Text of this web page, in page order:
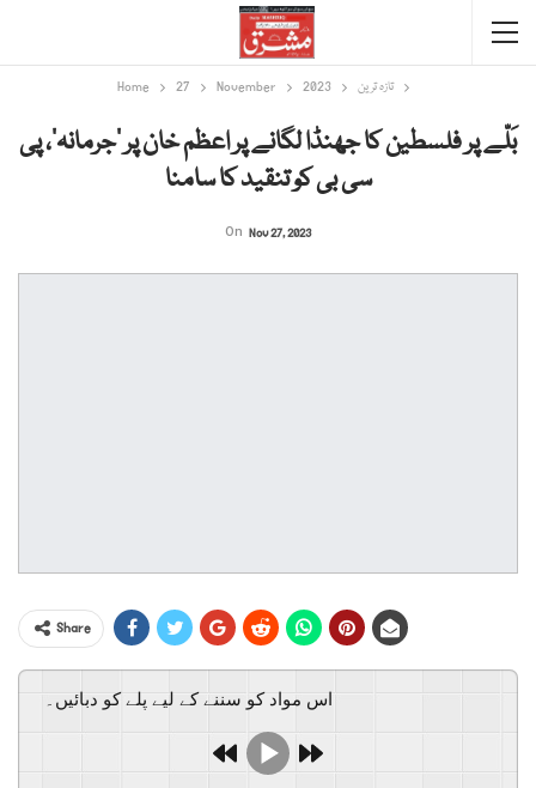
Home 27 November 2023 تازہ ترین
بَلّے پر فلسطین کا جھنڈا لگانے پر اعظم خان پر ’جرمانہ‘، پی
سی بی کو تنقید کا سامنا
On Nov 27, 2023
Share
اس مواد کو سننے کے لیے پلے کو دبائیں۔